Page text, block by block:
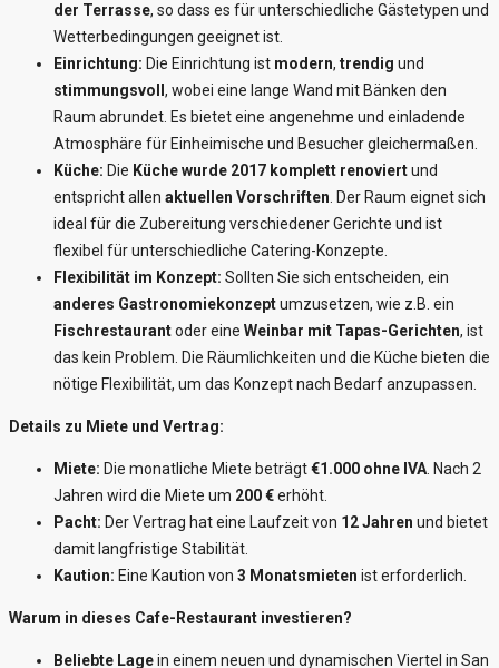
der Terrasse, so dass es für unterschiedliche Gästetypen und
Wetterbedingungen geeignet ist.
Einrichtung: Die Einrichtung ist modern, trendig und
stimmungsvoll , wobei eine lange Wand mit Bänken den
Raum abrundet. Es bietet eine angenehme und einladende
Atmosphäre für Einheimische und Besucher gleichermaßen.
Küche: Die Küche wurde 2017 komplett renoviertund
entspricht allen aktuellen Vorschriften. Der Raum eignet sich
ideal für die Zubereitung verschiedener Gerichte und ist
flexibel für unterschiedliche Catering-Konzepte.
Flexibilität im Konzept: Sollten Sie sich entscheiden, ein
anderes Gastronomiekonzeptumzusetzen, wie z.B. ein
Fischrestaurantoder eine Weinbar mit Tapas-Gerichten, ist
das kein Problem. Die Räumlichkeiten und die Küche bieten die
nötige Flexibilität, um das Konzept nach Bedarf anzupassen.
Details zu Miete und Vertrag:
Miete: Die monatliche Miete beträgt€1.000 ohne IVA. Nach 2
Jahren wird die Miete um 200 €erhöht.
Pacht: Der Vertrag hat eine Laufzeit von 12 Jahren und bietet
damit langfristige Stabilität.
Kaution: Eine Kaution von 3 Monatsmieten ist erforderlich.
Warum in dieses Cafe-Restaurant investieren?
Beliebte Lagein einem neuen und dynamischen Viertel in San